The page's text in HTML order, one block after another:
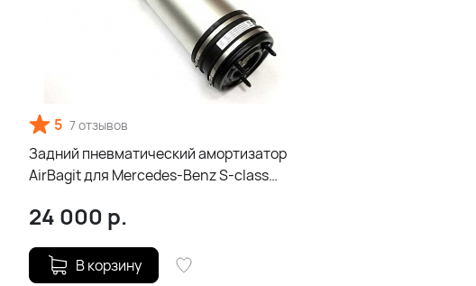
5 7 отзывов
Задний пневматический амортизатор
AirBagit для Mercedes-Benz S-class
24 000 р.
В корзину